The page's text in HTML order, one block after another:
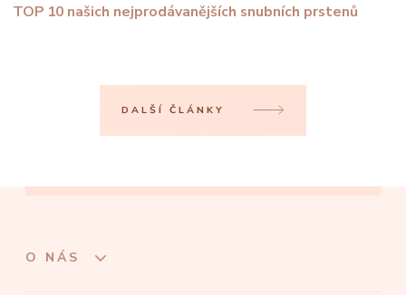
TOP 10 našich nejprodávanějších snubních prstenů
DALŠÍ ČLÁNKY
O NÁS